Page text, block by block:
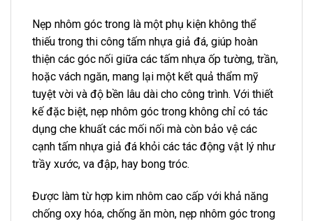
Nẹp nhôm góc trong là một phụ kiện không thể
thiếu trong thi công tấm nhựa giả đá, giúp hoàn
thiện các góc nối giữa các tấm nhựa ốp tường, trần,
hoặc vách ngăn, mang lại một kết quả thẩm mỹ
tuyệt vời và độ bền lâu dài cho công trình. Với thiết
kế đặc biệt, nẹp nhôm góc trong không chỉ có tác
dụng che khuất các mối nối mà còn bảo vệ các
cạnh tấm nhựa giả đá khỏi các tác động vật lý như
trầy xước, va đập, hay bong tróc.
Được làm từ hợp kim nhôm cao cấp với khả năng
chống oxy hóa, chống ăn mòn, nẹp nhôm góc trong